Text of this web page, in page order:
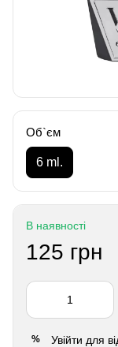
Об`єм
6 ml.
В наявності
125 грн
% Увійти для